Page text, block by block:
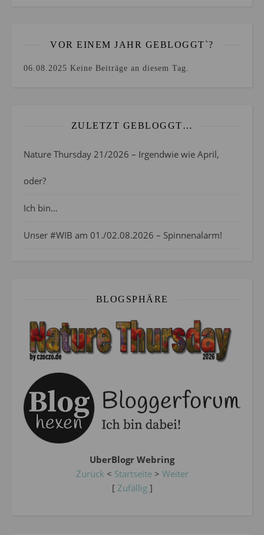
VOR EINEM JAHR GEBLOGGT`?
06.08.2025 Keine Beiträge an diesem Tag.
ZULETZT GEBLOGGT…
Nature Thursday 21/2026 – Irgendwie wie April,
oder?
Ich bin…
Unser #WIB am 01./02.08.2026 – Spinnenalarm!
BLOGSPHÄRE
UberBlogr Webring
Zurück < Startseite> Weiter
[ Zufällig]